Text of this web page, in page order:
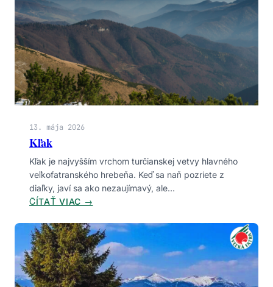
R
O
V
O
13. mája 2026
Kľak
Kľak je najvyšším vrchom turčianskej vetvy hlavného
veľkofatranského hrebeňa. Keď sa naň pozriete z
diaľky, javí sa ako nezaujímavý, ale…
ČÍTAŤ VIAC →
Ľ
A
K